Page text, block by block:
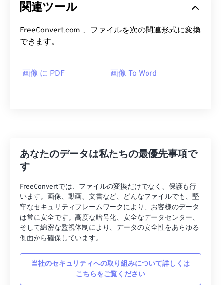
関連ツール
FreeConvert.com 、ファイルを次の関連形式に変換
できます。
画像 に PDF 画像 To Word
あなたのデータは私たちの最優先事項で
す
FreeConvertでは、ファイルの変換だけでなく、保護も行
います。画像、動画、文書など、どんなファイルでも、堅
牢なセキュリティフレームワークにより、お客様のデータ
は常に安全です。高度な暗号化、安全なデータセンター、
そして綿密な監視体制により、データの安全性をあらゆる
側面から確保しています。
当社のセキュリティへの取り組みについて詳しくは
こちらをご覧ください